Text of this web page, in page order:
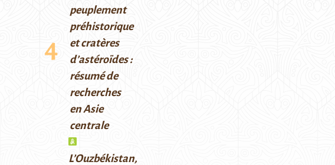
peuplement
préhistorique
et cratères
d’astéroïdes :
résumé de
recherches
en Asie
centrale
L’Ouzbékistan,